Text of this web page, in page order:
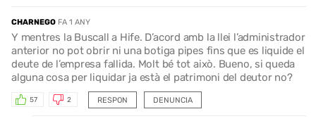
CHARNEGO FA 1 ANY
Y mentres la Buscall a Hife. D’acord amb la llei l’administrador
anterior no pot obrir ni una botiga pipes fins que es liquide el
deute de l’empresa fallida. Molt bé tot això. Bueno, si queda
alguna cosa per liquidar ja està el patrimoni del deutor no?
RESPON
57 2 DENUNCIA